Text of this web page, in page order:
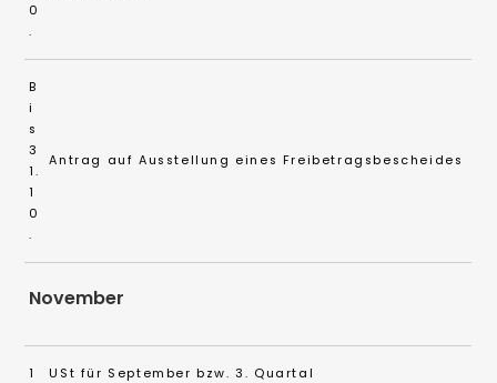
0
.
B
i
s
3
1.
1
0
.
Antrag auf Ausstellung eines Freibetragsbescheides
November
1
USt für September bzw. 3. Quartal